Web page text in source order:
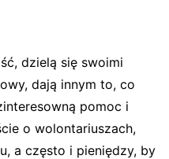
dzielą się swoimi
dają innym to, co
pomoc i
o wolontariuszach,
a często i pieniędzy, by